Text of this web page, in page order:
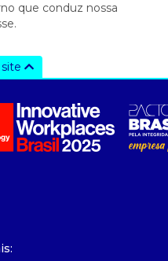
que conduz nossa